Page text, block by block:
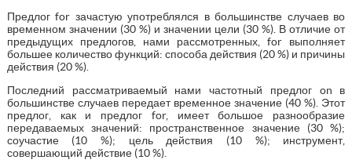
Предлог for зачастую употреблялся в большинстве случаев во
временном значении (30 %) и значении цели (30 %). В отличие от
предыдущих предлогов, нами рассмотренных, for выполняет
большее количество функций: способа действия (20 %) и причины
действия (20 %).
Последний рассматриваемый нами частотный предлог on в
большинстве случаев передает временное значение (40 %). Этот
предлог, как и предлог for, имеет большое разнообразие
передаваемых значений: пространственное значение (30 %);
соучастие (10 %); цель действия (10 %); инструмент,
совершающий действие (10 %).